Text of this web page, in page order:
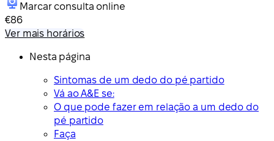
Marcar consulta online
€86
Ver mais horários
Nesta página
Sintomas de um dedo do pé partido
Vá ao A&E se:
O que pode fazer em relação a um dedo do
pé partido
Faça